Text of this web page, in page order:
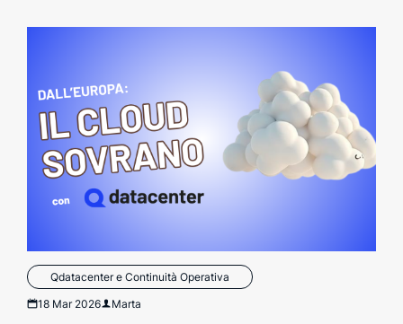
Qdatacenter e Continuità Operativa
18 Mar 2026 Marta